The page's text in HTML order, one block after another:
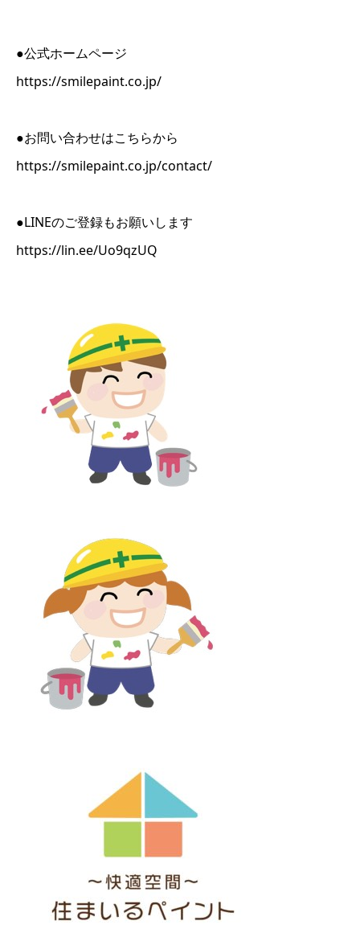
●公式ホームページ
https://smilepaint.co.jp/
●お問い合わせはこちらから
https://smilepaint.co.jp/contact/
●LINEのご登録もお願いします
https://lin.ee/Uo9qzUQ